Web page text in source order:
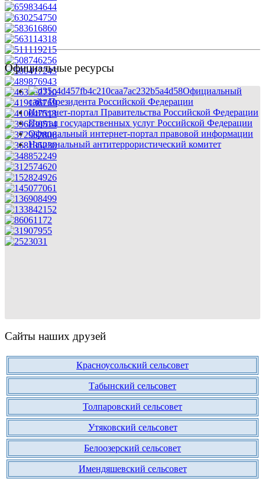
Официальные ресурсы
Официальный
сайт Президента Российской Федерации
Интернет-портал Правительства Российской Федерации
Портал государственных услуг Российской Федерации
Официальный интернет-портал правовой информации
Национальный антитеррористический комитет
Сайты наших друзей
Красноусольский сельсовет
Табынский сельсовет
Толпаровский сельсовет
Утяковский сельсовет
Белоозерский сельсовет
Имендяшевский сельсовет